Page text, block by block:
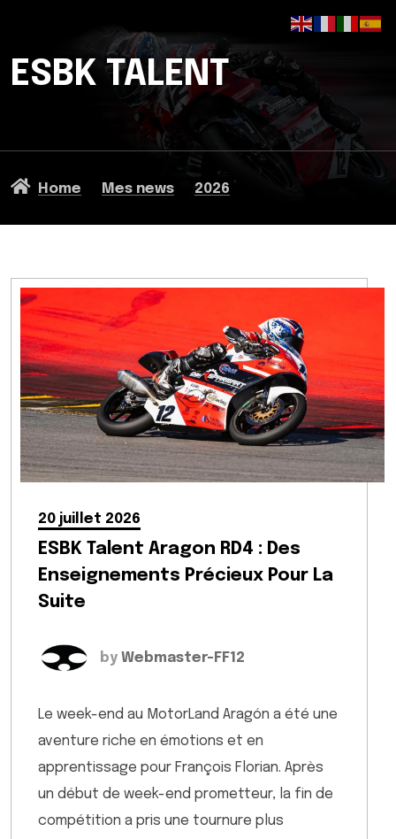
ESBK TALENT
Home Mes news 2026
20 juillet 2026
ESBK Talent Aragon RD4 : Des
Enseignements Précieux Pour La
Suite
by Webmaster-FF12
Le week-end au MotorLand Aragón a été une
aventure riche en émotions et en
apprentissage pour François Florian. Après
un début de week-end prometteur, la fin de
compétition a pris une tournure plus